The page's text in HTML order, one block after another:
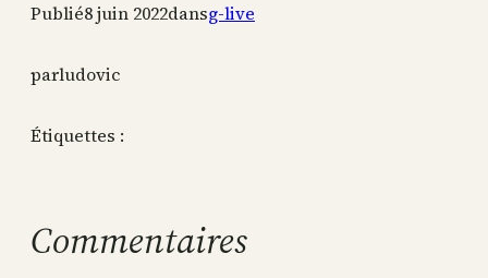
Publié8 juin 2022dansg-live
parludovic
Étiquettes :
Commentaires